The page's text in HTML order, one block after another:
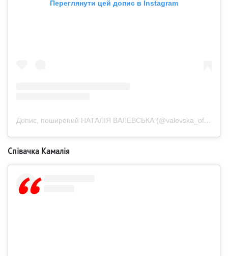
Переглянути цей допис в Instagram
Допис, поширений НАТАЛІЯ ВАЛЕВСЬКА (@valevska_official)
Співачка Камалія